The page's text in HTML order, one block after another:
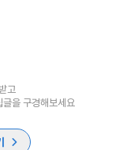
고
을 구경해보세요